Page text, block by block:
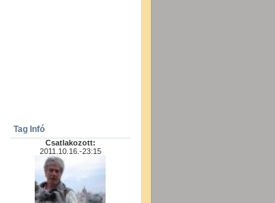
Tag Infó
Csatlakozott:
2011.10.16.-23:15